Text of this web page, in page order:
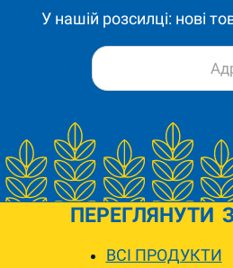
У нашій розсилці: нові
ПЕРЕГЛЯНУТИ
ВСІ ПРОДУКТИ